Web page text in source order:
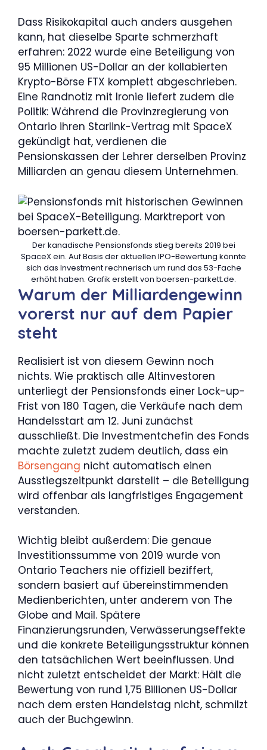
Dass Risikokapital auch anders ausgehen
kann, hat dieselbe Sparte schmerzhaft
erfahren: 2022 wurde eine Beteiligung von
95 Millionen US-Dollar an der kollabierten
Krypto-Börse FTX komplett abgeschrieben.
Eine Randnotiz mit Ironie liefert zudem die
Politik: Während die Provinzregierung von
Ontario ihren Starlink-Vertrag mit SpaceX
gekündigt hat, verdienen die
Pensionskassen der Lehrer derselben Provinz
Milliarden an genau diesem Unternehmen.
Der kanadische Pensionsfonds stieg bereits 2019 bei
SpaceX ein. Auf Basis der aktuellen IPO-Bewertung könnte
sich das Investment rechnerisch um rund das 53-Fache
erhöht haben. Grafik erstellt von boersen-parkett.de.
Warum der Milliardengewinn
vorerst nur auf dem Papier
steht
Realisiert ist von diesem Gewinn noch
nichts. Wie praktisch alle Altinvestoren
unterliegt der Pensionsfonds einer Lock-up-
Frist von 180 Tagen, die Verkäufe nach dem
Handelsstart am 12. Juni zunächst
ausschließt. Die Investmentchefin des Fonds
machte zuletzt zudem deutlich, dass ein
Börsengang nicht automatisch einen
Ausstiegszeitpunkt darstellt – die Beteiligung
wird offenbar als langfristiges Engagement
verstanden.
Wichtig bleibt außerdem: Die genaue
Investitionssumme von 2019 wurde von
Ontario Teachers nie offiziell beziffert,
sondern basiert auf übereinstimmenden
Medienberichten, unter anderem von The
Globe and Mail. Spätere
Finanzierungsrunden, Verwässerungseffekte
und die konkrete Beteiligungsstruktur können
den tatsächlichen Wert beeinflussen. Und
nicht zuletzt entscheidet der Markt: Hält die
Bewertung von rund 1,75 Billionen US-Dollar
nach dem ersten Handelstag nicht, schmilzt
auch der Buchgewinn.